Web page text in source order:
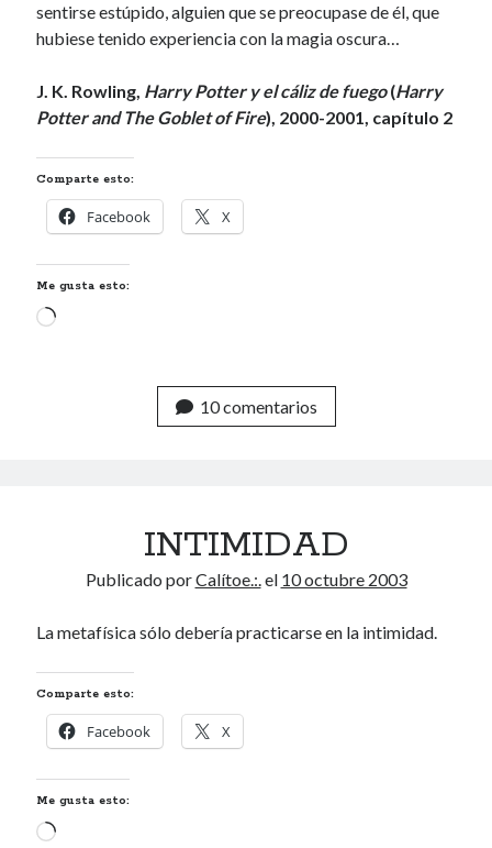
sentirse estúpido, alguien que se preocupase de él, que
hubiese tenido experiencia con la magia oscura…
J. K. Rowling, Harry Potter y el cáliz de fuego(Harry
Potter and The Goblet of Fire), 2000-2001, capítulo 2
Comparte esto:
Facebook X
Me gusta esto:
Cargando...
10 comentarios
INTIMIDAD
Publicado porCalítoe.:.el 10 octubre 2003
La metafísica sólo debería practicarse en la intimidad.
Comparte esto:
Facebook X
Me gusta esto:
Cargando...